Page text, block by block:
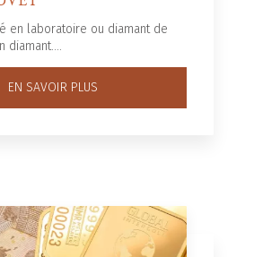
en laboratoire ou diamant de
diamant....
EN SAVOIR PLUS